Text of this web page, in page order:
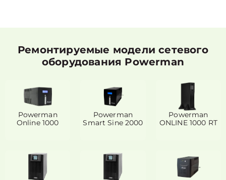
Ремонтируемые модели сетевого
оборудования Powerman
Powerman
Online 1000
Powerman
Smart Sine 2000
Powerman
ONLINE 1000 RT